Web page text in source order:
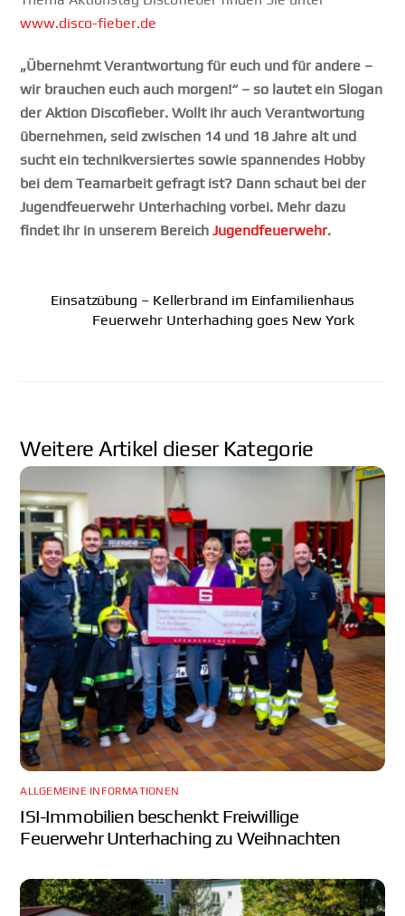
www.disco-fieber.de
„Übernehmt Verantwortung für euch und für andere –
wir brauchen euch auch morgen!“ – so lautet ein Slogan
der Aktion Discofieber. Wollt ihr auch Verantwortung
übernehmen, seid zwischen 14 und 18 Jahre alt und
sucht ein technikversiertes sowie spannendes Hobby
bei dem Teamarbeit gefragt ist? Dann schaut bei der
Jugendfeuerwehr Unterhaching vorbei. Mehr dazu
findet Ihr in unserem BereichJugendfeuerwehr.
Einsatzübung – Kellerbrand im Einfamilienhaus
Feuerwehr Unterhaching goes New York
ALLGEMEINE INFORMATIONEN
ISI-Immobilien beschenkt Freiwillige
Feuerwehr Unterhaching zu Weihnachten